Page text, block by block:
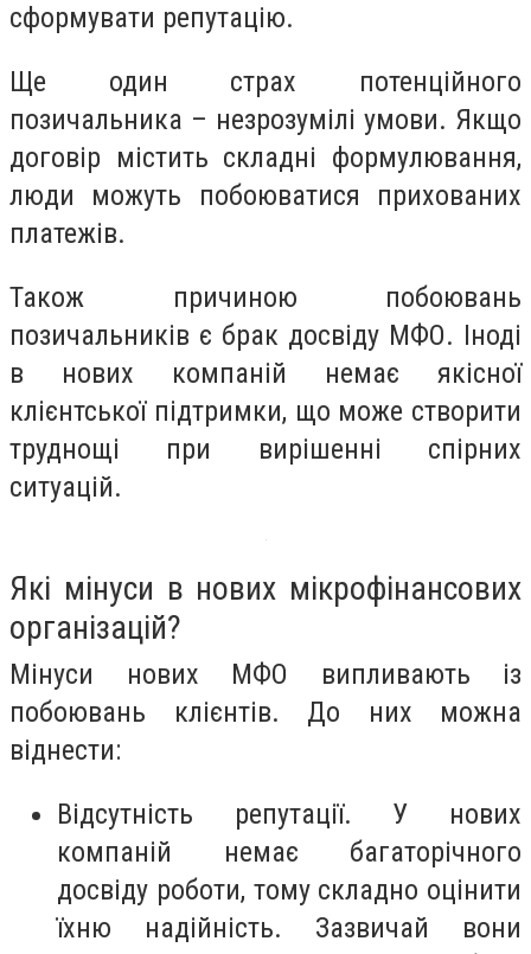
сформувати репутацію.
Ще один страх потенційного
позичальника – незрозумілі умови. Якщо
договір містить складні формулювання,
люди можуть побоюватися прихованих
платежів.
Також причиною побоювань
позичальників є брак досвіду МФО. Іноді
в нових компаній немає якісної
клієнтської підтримки, що може створити
труднощі при вирішенні спірних
ситуацій.
Які мінуси в нових мікрофінансових
організацій?
Мінуси нових МФО випливають із
побоювань клієнтів. До них можна
віднести:
Відсутність репутації. У нових
компаній немає багаторічного
досвіду роботи, тому складно оцінити
їхню надійність. Зазвичай вони